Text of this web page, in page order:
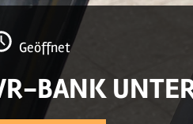
Geöffnet
BANK